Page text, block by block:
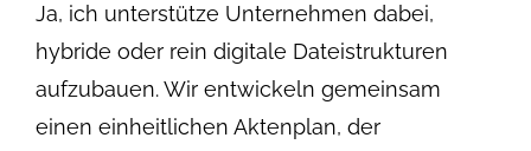
Ja, ich unterstütze Unternehmen dabei,
hybride oder rein digitale Dateistrukturen
aufzubauen. Wir entwickeln gemeinsam
einen einheitlichen Aktenplan, der